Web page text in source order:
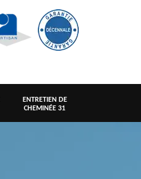
ENTRETIEN DE
CHEMINÉE 31